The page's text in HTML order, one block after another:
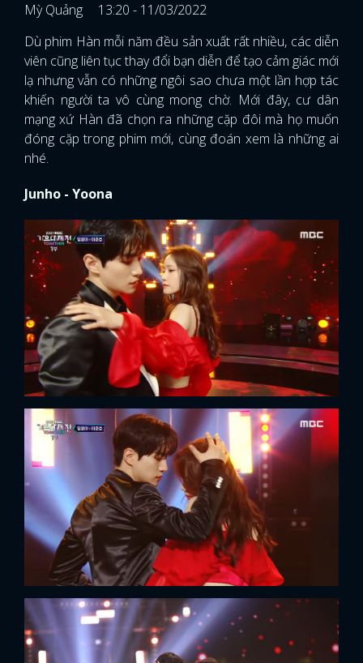
Mỳ Quảng
13:20 - 11/03/2022
Dù phim Hàn mỗi năm đều sản xuất rất nhiều, các diễn
viên cũng liên tục thay đổi bạn diễn để tạo cảm giác mới
lạ nhưng vẫn có những ngôi sao chưa một lần hợp tác
khiến người ta vô cùng mong chờ. Mới đây, cư dân
mạng xứ Hàn đã chọn ra những cặp đôi mà họ muốn
đóng cặp trong phim mới, cùng đoán xem là những ai
nhé.
Junho - Yoona